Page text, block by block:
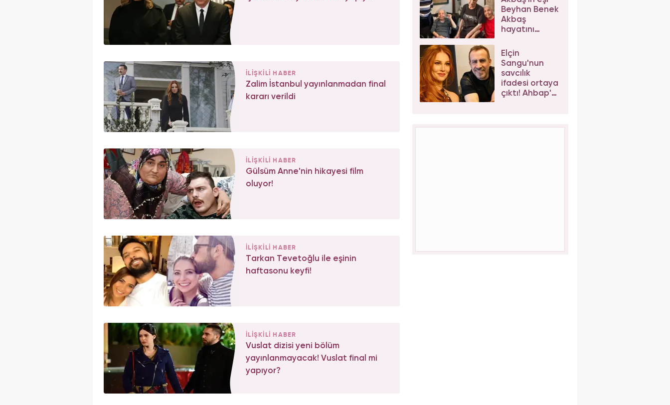
İLİŞKİLİ HABER
Zalim İstanbul yayınlanmadan final
kararı verildi
İLİŞKİLİ HABER
Gülsüm Anne'nin hikayesi film
oluyor!
İLİŞKİLİ HABER
Tarkan Tevetoğlu ile eşinin
haftasonu keyfi!
İLİŞKİLİ HABER
Vuslat dizisi yeni bölüm
yayınlanmayacak! Vuslat final mi
yapıyor?
Beyhan Benek
Akbaş
hayatını
Elçin
Sangu'nun
savcılık
ifadesi ortaya
çıktı! Ahbap'a